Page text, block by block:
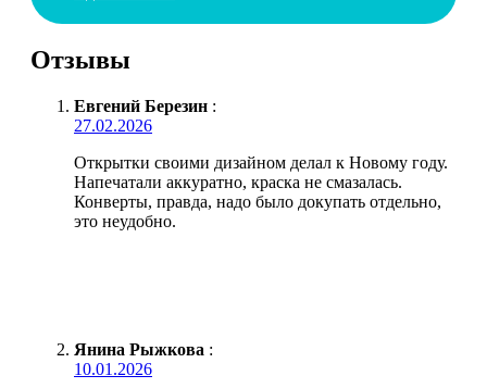
Отзывы
Евгений Березин :
27.02.2026
Открытки своими дизайном делал к Новому году.
Напечатали аккуратно, краска не смазалась.
Конверты, правда, надо было докупать отдельно,
это неудобно.
Янина Рыжкова :
10.01.2026